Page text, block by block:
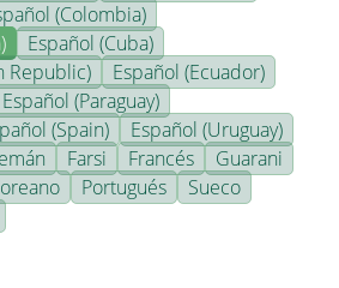
(Colombia)
Español (Cuba)
Republic)
Español (Ecuador)
Español (Paraguay)
(Spain)
Español (Uruguay)
Farsi Francés
Guarani
Portugués
Sueco